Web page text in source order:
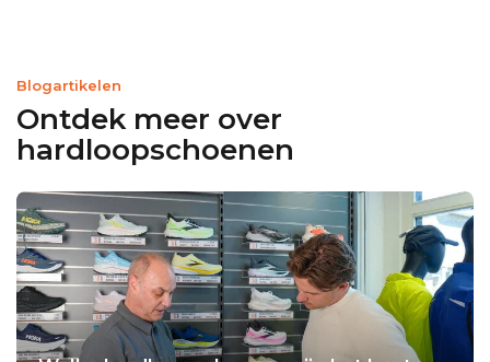
Blogartikelen
Ontdek meer over
hardloopschoenen